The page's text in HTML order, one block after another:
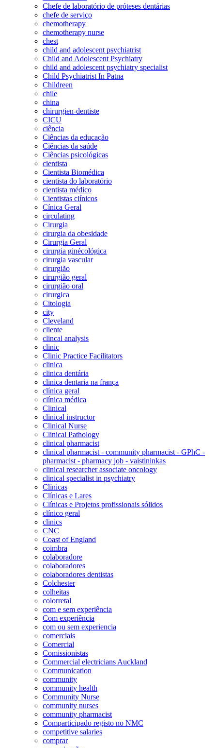
Chefe de laboratório de próteses dentárias
chefe de serviço
chemotherapy
chemotherapy nurse
chest
child and adolescent psychiatrist
Child and Adolescent Psychiatry
child and adolescent psychiatry specialist
Child Psychiatrist In Patna
Childreen
chile
china
chirurgien-dentiste
CICU
ciência
Ciências da educação
Ciências da saúde
Ciências psicológicas
cientista
Cientista Biomédica
cientista do laboratório
cientista médico
Cientistas clínicos
Cínica Geral
circulating
Cirurgia
cirurgia da obesidade
Cirurgia Geral
cirurgia ginécológica
cirurgia vascular
cirurgião
cirurgião geral
cirurgião oral
cirurgica
Citologia
city
Cleveland
cliente
clincal analysis
clinic
Clinic Practice Facilitators
clinica
clinica dentária
clinica dentaria na frança
clínica geral
clínica médica
Clinical
clinical instructor
Clinical Nurse
Clinical Pathology
clinical pharmacist
clinical pharmacist - community pharmacist - GPhC -
pharmacist - pharmacy job - vaistininkas
clinical researcher associate oncology
clinical specialist in psychiatry
Clínicas
Clínicas e Lares
Clínicas e Projetos profissionais sólidos
clínico geral
clinics
CNC
Coast of England
coimbra
colaboradore
colaboradores
colaboradores dentistas
Colchester
colheitas
colorretal
com e sem experiência
Com experiência
com ou sem experiencia
comerciais
Comercial
Comissionistas
Commercial electricians Auckland
Communication
community
community health
Community Nurse
community nurses
community pharmacist
Comparticipado registo no NMC
competitive salaries
comprar